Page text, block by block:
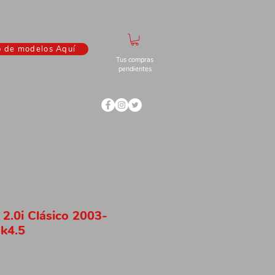
de modelos Aquí
Tus compras
pendientes
Clásico 2003-